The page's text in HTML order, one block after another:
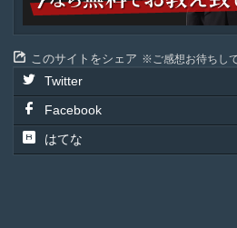
このサイトをシェア ご感想お待ちし
Twitter
Facebook
はてな